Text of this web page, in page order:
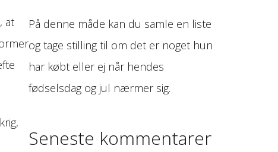
at
På denne måde kan du samle en liste
og tage stilling til om det er noget hun
har købt eller ej når hendes
fødselsdag og jul nærmer sig.
Seneste kommentarer